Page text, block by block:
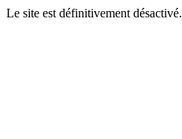
Le site est définitivement désactivé.